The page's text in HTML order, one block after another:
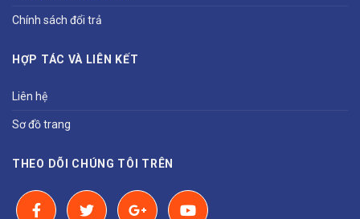
Chính sách đổi trả
HỢP TÁC VÀ LIÊN KẾT
Liên hệ
Sơ đồ trang
THEO DÕI CHÚNG TÔI TRÊN